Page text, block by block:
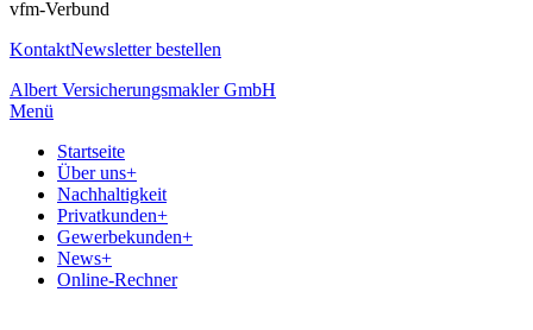
vfm-Verbund
KontaktNewsletter bestellen
Albert Versicherungsmakler GmbH
Menü
Startseite
Über uns+
Nachhaltigkeit
Privatkunden+
Gewerbekunden+
News+
Online-Rechner